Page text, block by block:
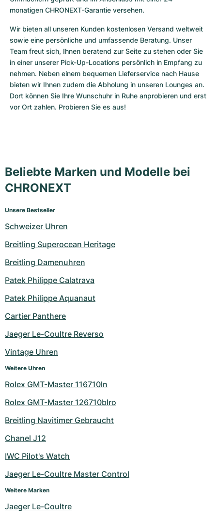
monatigen CHRONEXT-Garantie versehen.
Wir bieten all unseren Kunden kostenlosen Versand weltweit
sowie eine persönliche und umfassende Beratung. Unser
Team freut sich, Ihnen beratend zur Seite zu stehen oder Sie
in einer unserer Pick-Up-Locations persönlich in Empfang zu
nehmen. Neben einem bequemen Lieferservice nach Hause
bieten wir Ihnen zudem die Abholung in unseren Lounges an.
Dort können Sie Ihre Wunschuhr in Ruhe anprobieren und erst
vor Ort zahlen. Probieren Sie es aus!
Beliebte Marken und Modelle bei
CHRONEXT
Unsere Bestseller
Schweizer Uhren
Breitling Superocean Heritage
Breitling Damenuhren
Patek Philippe Calatrava
Patek Philippe Aquanaut
Cartier Panthere
Jaeger Le-Coultre Reverso
Vintage Uhren
Weitere Uhren
Rolex GMT-Master 116710ln
Rolex GMT-Master 126710blro
Breitling Navitimer Gebraucht
Chanel J12
IWC Pilot's Watch
Jaeger Le-Coultre Master Control
Weitere Marken
Jaeger Le-Coultre